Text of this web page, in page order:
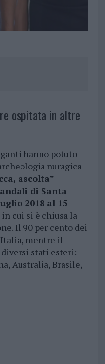
ospitata in altre
hanno potuto
nuragica
ascolta”
di Santa
2018 al 15
cui si è chiusa la
Il 90 per cento dei
mentre il
diversi stati esteri:
Australia, Brasile,